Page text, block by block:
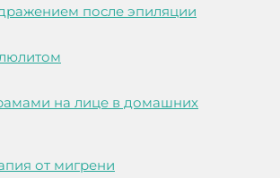
после эпиляции
на лице в домашних
от мигрени